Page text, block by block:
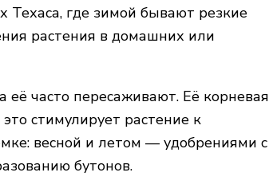
Техаса, где зимой бывают резкие
растения в домашних или
её часто пересаживают. Её корневая
стимулирует растение к
весной и летом — удобрениями с
бутонов.